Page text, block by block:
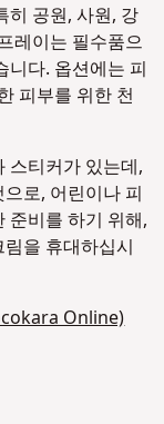
히 공원, 사원, 강
레이는 필수품으
니다. 옵션에는 피
피부를 위한 천
스티커가 있는데,
로, 어린이나 피
준비를 하기 위해,
을 휴대하십시
Online)